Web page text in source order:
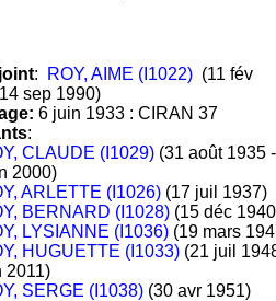
: ROY, AIME (I1022)(11 fév
sep 1990)
6 juin 1933 : CIRAN 37
:
CLAUDE (I1029)(31 août 1935 -
2000)
ARLETTE (I1026)(17 juil 1937)
BERNARD (I1028)(15 déc
LYSIANNE (I1036)(19 mars
HUGUETTE (I1033)(21 juil
2011)
SERGE (I1038)(30 avr 1951)